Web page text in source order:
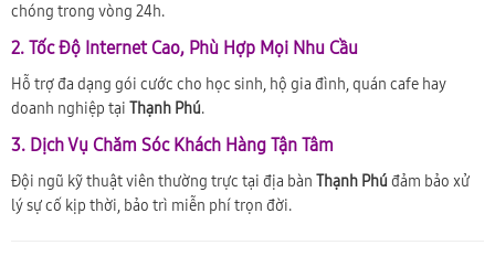
chóng trong vòng 24h.
2. Tốc Độ Internet Cao, Phù Hợp Mọi Nhu Cầu
Hỗ trợ đa dạng gói cước cho học sinh, hộ gia đình, quán cafe hay
doanh nghiệp tại Thạnh Phú.
3. Dịch Vụ Chăm Sóc Khách Hàng Tận Tâm
Đội ngũ kỹ thuật viên thường trực tại địa bàn Thạnh Phú đảm bảo xử
lý sự cố kịp thời, bảo trì miễn phí trọn đời.